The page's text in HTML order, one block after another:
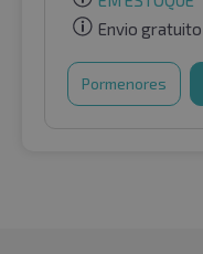
Envio gratuito
Pormenores